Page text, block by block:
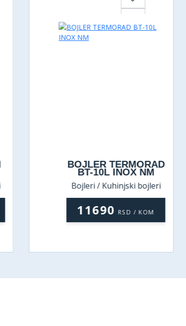
BOJLER TERMORAD
BT-10L INOX NM
Bojleri / Kuhinjski bojleri
11690 RSD / KOM